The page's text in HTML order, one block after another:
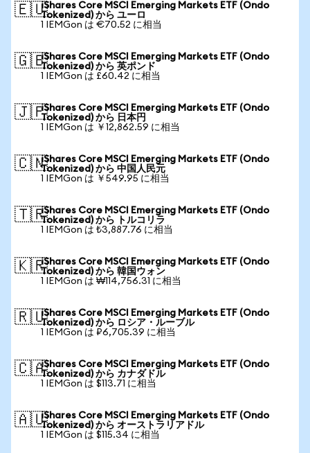
🇪🇺iShares Core MSCI Emerging Markets ETF (Ondo
Tokenized) から ユーロ
1 IEMGon は €70.52 に相当
🇬🇧iShares Core MSCI Emerging Markets ETF (Ondo
Tokenized) から 英ポンド
1 IEMGon は £60.42 に相当
🇯🇵iShares Core MSCI Emerging Markets ETF (Ondo
Tokenized) から 日本円
1 IEMGon は ￥12,862.59 に相当
🇨🇳iShares Core MSCI Emerging Markets ETF (Ondo
Tokenized) から 中国人民元
1 IEMGon は ￥549.95 に相当
🇹🇷iShares Core MSCI Emerging Markets ETF (Ondo
Tokenized) から トルコリラ
1 IEMGon は ₺3,887.76 に相当
🇰🇷iShares Core MSCI Emerging Markets ETF (Ondo
Tokenized) から 韓国ウォン
1 IEMGon は ₩114,756.31 に相当
🇷🇺iShares Core MSCI Emerging Markets ETF (Ondo
Tokenized) から ロシア・ルーブル
1 IEMGon は ₽6,705.39 に相当
🇨🇦iShares Core MSCI Emerging Markets ETF (Ondo
Tokenized) から カナダドル
1 IEMGon は $113.71 に相当
🇦🇺iShares Core MSCI Emerging Markets ETF (Ondo
Tokenized) から オーストラリアドル
1 IEMGon は $115.34 に相当